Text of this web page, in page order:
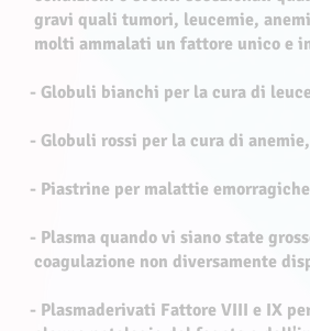
gravi quali tumori, leucemie,
molti ammalati un fattore unico e
- Globuli bianchi per la cura di
- Globuli rossi per la cura di
- Piastrine per malattie emorragiche
- Plasma quando vi siano state
coagulazione non diversamente
- Plasmaderivati Fattore VIII e IX